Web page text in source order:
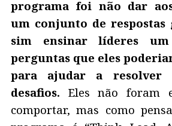
programa foi não dar
um conjunto de respostas
sim ensinar líderes
perguntas que eles
para ajudar a resolver
desafios. Eles não foram
comportar, mas como